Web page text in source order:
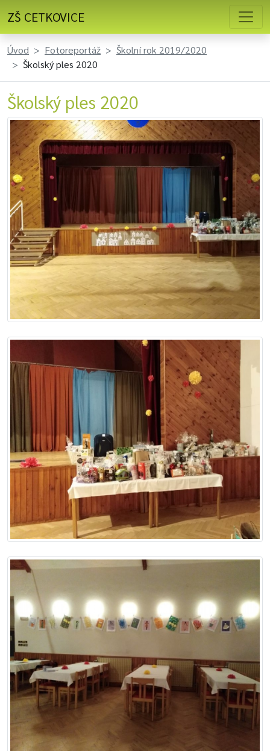
ZŠ CETKOVICE
Úvod Fotoreportáž
Školní rok 2019/2020
Školský ples 2020
Školský ples 2020